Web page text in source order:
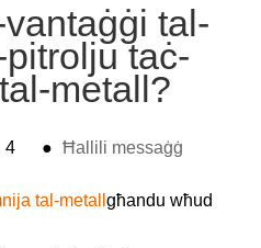
tal-
taċ-
metall?
4 ● Ħallili messaġġ
tal-metallgħandu wħud